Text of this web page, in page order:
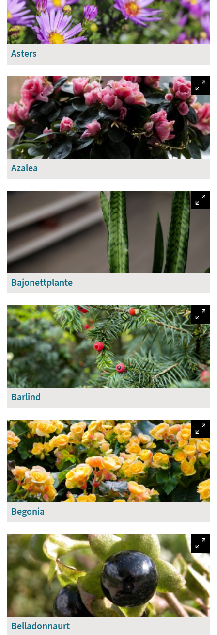
Asters
Azalea
Bajonettplante
Barlind
Begonia
Belladonnaurt